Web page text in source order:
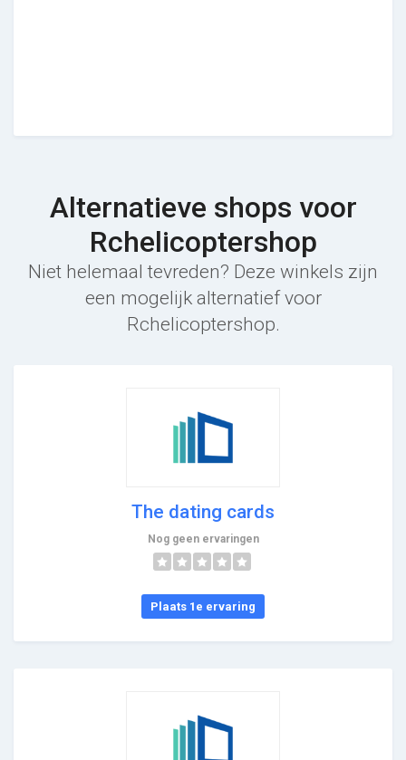
Alternatieve shops voor
Rchelicoptershop
Niet helemaal tevreden? Deze winkels zijn
een mogelijk alternatief voor
Rchelicoptershop.
The dating cards
Nog geen ervaringen
Plaats 1e ervaring